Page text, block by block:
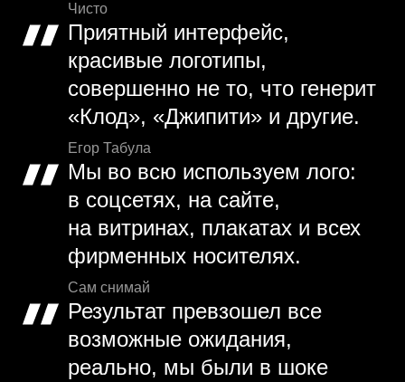
Чисто
Приятный интерфейс,
красивые логотипы,
совершенно не то, что генерит
«Клод», «Джипити» и другие.
Егор Табула
Мы во всю используем лого:
в соцсетях, на сайте,
на витринах, плакатах и всех
фирменных носителях.
Сам снимай
Результат превзошел все
возможные ожидания,
реально, мы были в шоке